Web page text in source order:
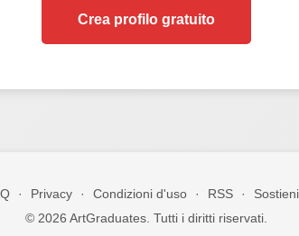
Crea profilo gratuito
· Privacy · Condizioni d'uso · RSS ·
© 2026 ArtGraduates. Tutti i diritti riservati.